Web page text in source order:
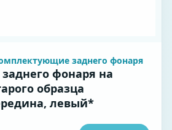
заднего фонаря
заднего фонаря на
образца
левый*